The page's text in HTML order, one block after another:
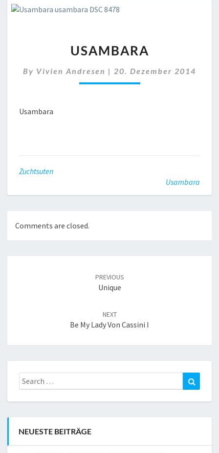
USAMBARA
By Vivien Andresen | 20. Dezember 2014
Usambara
Zuchtsuten
Usambara
Comments are closed.
PREVIOUS
Unique
NEXT
Be My Lady Von Cassini I
Search
for:
NEUESTE BEITRÄGE